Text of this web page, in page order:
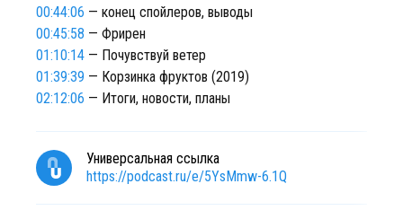
00:44:06 — конец спойлеров, выводы
00:45:58 — Фрирен
01:10:14 — Почувствуй ветер
01:39:39 — Корзинка фруктов (2019)
02:12:06 — Итоги, новости, планы
Универсальная ссылка
https://podcast.ru/e/5YsMmw-6.1Q